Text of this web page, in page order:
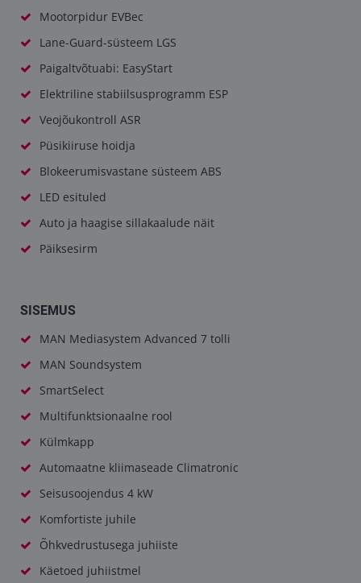
Mootorpidur EVBec
Lane-Guard-süsteem LGS
Paigaltvõtuabi: EasyStart
Elektriline stabiilsusprogramm ESP
Veojõukontroll ASR
Püsikiiruse hoidja
Blokeerumisvastane süsteem ABS
LED esituled
Auto ja haagise sillakaalude näit
Päiksesirm
SISEMUS
MAN Mediasystem Advanced 7 tolli
MAN Soundsystem
SmartSelect
Multifunktsionaalne rool
Külmkapp
Automaatne kliimaseade Climatronic
Seisusoojendus 4 kW
Komfortiste juhile
Õhkvedrustusega juhiiste
Käetoed juhiistmel